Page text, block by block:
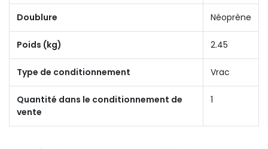
Doublure Néoprène
Poids (kg) 2.45
Type de conditionnement Vrac
Quantité dans le conditionnement de
vente
1